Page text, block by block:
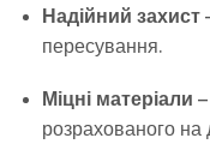
Надійний захист
пересування.
Міцні матеріали
розрахованого на